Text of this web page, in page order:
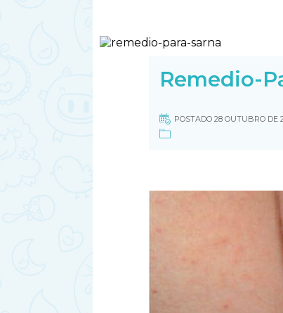
Remedio-
POSTADO 28 OUTUBRO DE